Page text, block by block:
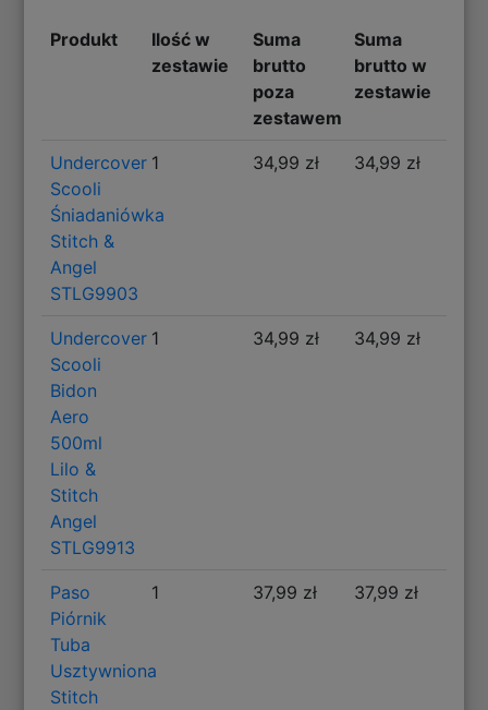
Produkt
Ilość w
zestawie
Suma
brutto
poza
zestawem
Suma
brutto w
zestawie
Undercover
Scooli
Śniadaniówka
Stitch &
Angel
STLG9903
1 34,99 zł 34,99 zł
Undercover
Scooli
Bidon
Aero
500ml
Lilo &
Stitch
Angel
STLG9913
1 34,99 zł 34,99 zł
Paso
Piórnik
Tuba
Usztywniona
Stitch
1 37,99 zł 37,99 zł